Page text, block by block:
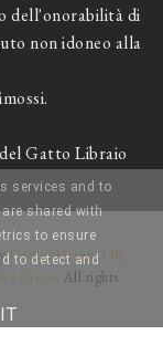
dell'onorabilità di
non idoneo alla
Gatto Libraio
Catnip Design | Be
Dream All rights
services and to
shared with
to ensure
to detect and